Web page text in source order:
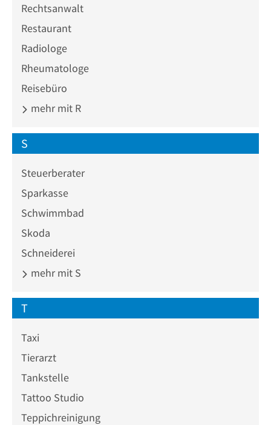
Rechtsanwalt
Restaurant
Radiologe
Rheumatologe
Reisebüro
mehr mit R
S
Steuerberater
Sparkasse
Schwimmbad
Skoda
Schneiderei
mehr mit S
T
Taxi
Tierarzt
Tankstelle
Tattoo Studio
Teppichreinigung